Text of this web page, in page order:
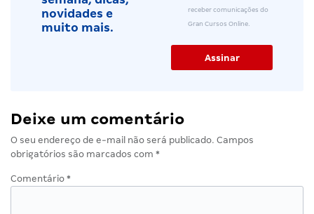
novidades e
muito mais.
receber comunicações do
Gran Cursos Online.
Deixe um comentário
O seu endereço de e-mail não será publicado. Campos
obrigatórios são marcados com *
Comentário *